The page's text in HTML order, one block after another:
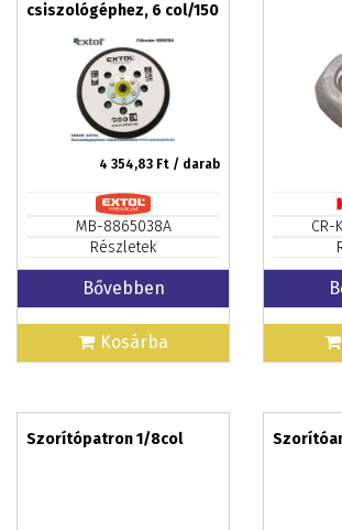
csiszológéphez, 6 col/150
mm, 8 lyuk, tépőzáras,
max. 12.000/perc,
vastagság: 10 mm
4 354,83 Ft / darab
MB-8865038A
Részletek
Bővebben
Kosárba
CR-
Szorítópatron 1/8col